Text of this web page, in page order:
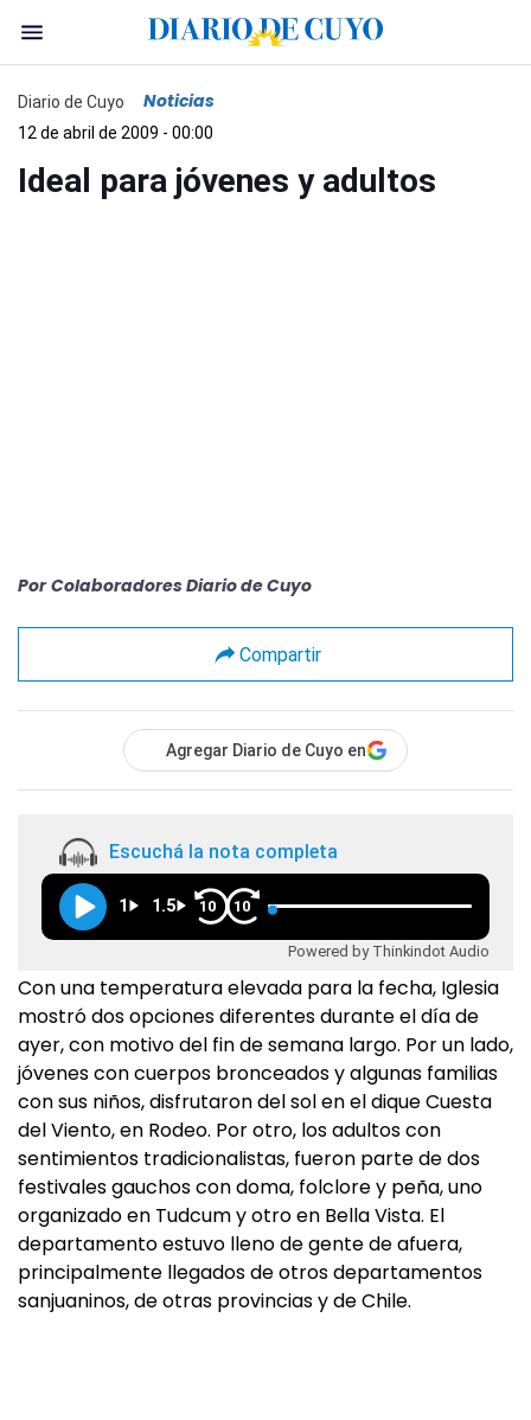
Diario de Cuyo Noticias
12 de abril de 2009 - 00:00
Ideal para jóvenes y adultos
Por Colaboradores Diario de Cuyo
Compartir
Agregar Diario de Cuyo en
Escuchá la nota completa
1 1.5 10 10
Powered by Thinkindot Audio
Con una temperatura elevada para la fecha, Iglesia
mostró dos opciones diferentes durante el día de
ayer, con motivo del fin de semana largo. Por un lado,
jóvenes con cuerpos bronceados y algunas familias
con sus niños, disfrutaron del sol en el dique Cuesta
del Viento, en Rodeo. Por otro, los adultos con
sentimientos tradicionalistas, fueron parte de dos
festivales gauchos con doma, folclore y peña, uno
organizado en Tudcum y otro en Bella Vista. El
departamento estuvo lleno de gente de afuera,
principalmente llegados de otros departamentos
sanjuaninos, de otras provincias y de Chile.